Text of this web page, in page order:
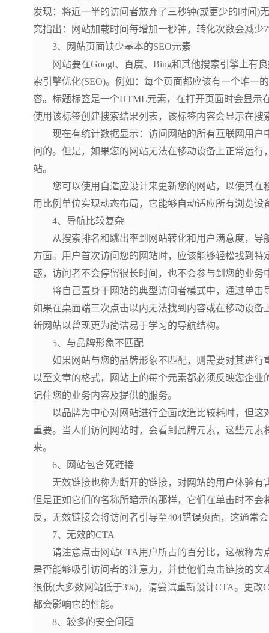
发现：将近一半的访问者放弃了三秒钟(或更少的时间)
究指出：网站加载时间每增加一秒钟，转化次数会减少
3、网站页面缺少基本的SEO元素
网站要在Googl、百度、Bing和其他搜索引擎上有良
索引擎优化(SEO)。例如：每个页面都应该有一个唯一
容。标题标签是一个HTML元素，在打开页面时会显示
使用该标签创建搜索结果列表，该标签内容会显示在搜
现在有统计数据显示：访问网站的所有互联网用户
问的。但是，如果您的网站无法在移动设备上正常运行
站。
您可以使用自适应设计来更新您的网站，以使其在
用比例单位实现动态布局，它能够自动适应所有浏览设
4、导航比较复杂
从搜索排名和跳出率到网站转化和用户满意度，导
方面。用户首次访问您的网站时，应该能够轻松找到特
惑，访问者不会停留很长时间，也不会参与到您的业务
将自己置身于网站的典型访问者模式中，通过单击
如果在桌面端三次点击以内无法找到内容或在移动设备
新网站以曾现更为简洁易于学习的导航结构。
5、与品牌形象不匹配
如果网站与您的品牌形象不匹配，则需要对其进行
以至文章的格式，网站上的每个元素都必须反映您企业
记住您的业务内容及提供的服务。
以品牌为中心对网站进行全面改造比较耗时，但这
重要。当人们访问网站时，会看到品牌元素，这些元素
来。
6、网站包含死链接
无效链接也称为断开的链接，对网站的用户体验有
但是正如它们的名称所暗示的那样，它们在单击时不会
反，无效链接会将访问者引导至404错误页面，这通常
7、无效的CTA
请注意点击网站CTA用户所占的百分比，这被称为
是否能够吸引访问者的注意力，并使他们点击链接的文
很低(大多数网站低于3%)，请尝试重新设计CTA。更改
都会影响它的性能。
8、较多的安全问题